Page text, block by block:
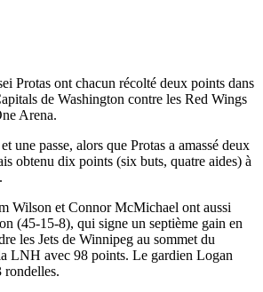
Protas ont chacun récolté deux points dans
de Washington contre les Red Wings
Arena.
une passe, alors que Protas a amassé deux
obtenu dix points (six buts, quatre aides) à
Wilson et Connor McMichael ont aussi
(45-15-8), qui signe un septième gain en
les Jets de Winnipeg au sommet du
LNH avec 98 points. Le gardien Logan
rondelles.